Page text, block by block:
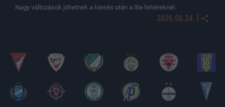
Nagy változások jöhetnek a kiesés után a lila-fehéreknél.
2026.06.24. |